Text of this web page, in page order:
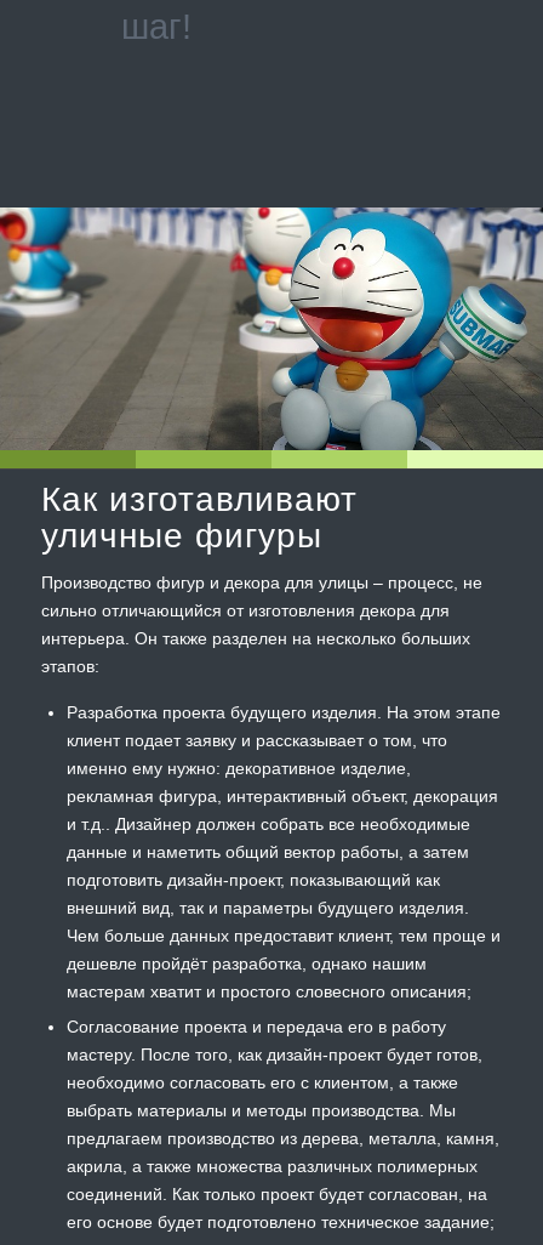
шаг!
Как изготавливают
уличные фигуры
Производство фигур и декора для улицы – процесс, не
сильно отличающийся от изготовления декора для
интерьера. Он также разделен на несколько больших
этапов:
Разработка проекта будущего изделия. На этом этапе
клиент подает заявку и рассказывает о том, что
именно ему нужно: декоративное изделие,
рекламная фигура, интерактивный объект, декорация
и т.д.. Дизайнер должен собрать все необходимые
данные и наметить общий вектор работы, а затем
подготовить дизайн-проект, показывающий как
внешний вид, так и параметры будущего изделия.
Чем больше данных предоставит клиент, тем проще и
дешевле пройдёт разработка, однако нашим
мастерам хватит и простого словесного описания;
Согласование проекта и передача его в работу
мастеру. После того, как дизайн-проект будет готов,
необходимо согласовать его с клиентом, а также
выбрать материалы и методы производства. Мы
предлагаем производство из дерева, металла, камня,
акрила, а также множества различных полимерных
соединений. Как только проект будет согласован, на
его основе будет подготовлено техническое задание;